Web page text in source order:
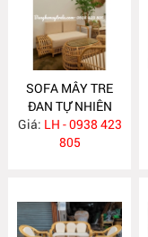
SOFA MÂY TRE
ĐAN TỰ NHIÊN
MA636
Giá: LH - 0938 423
805